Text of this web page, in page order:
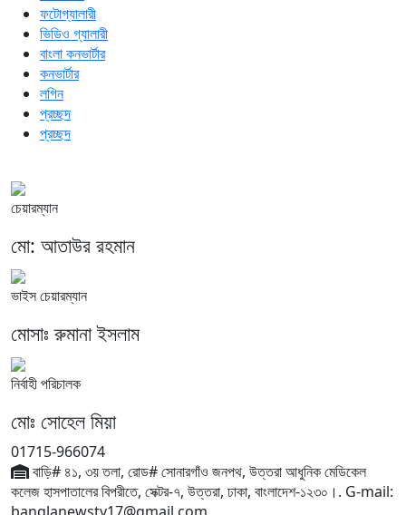
ফটোগ্যালারী
ভিডিও গ্যালারী
বাংলা কনভার্টার
কনভার্টার
লগিন
প্রচ্ছদ
প্রচ্ছদ
চেয়ারম্যান
মো: আতাউর রহমান
ভাইস চেয়ারম্যান
মোসাঃ রুমানা ইসলাম
নির্বাহী পরিচালক
মোঃ সোহেল মিয়া
01715-966074
বাড়ি# ৪১, ৩য় তলা, রোড# সোনারগাঁও জনপথ, উত্তরা আধুনিক মেডিকেল
কলেজ হাসপাতালের বিপরীতে, সেক্টর-৭, উত্তরা, ঢাকা, বাংলাদেশ-১২৩০।. G-mail: